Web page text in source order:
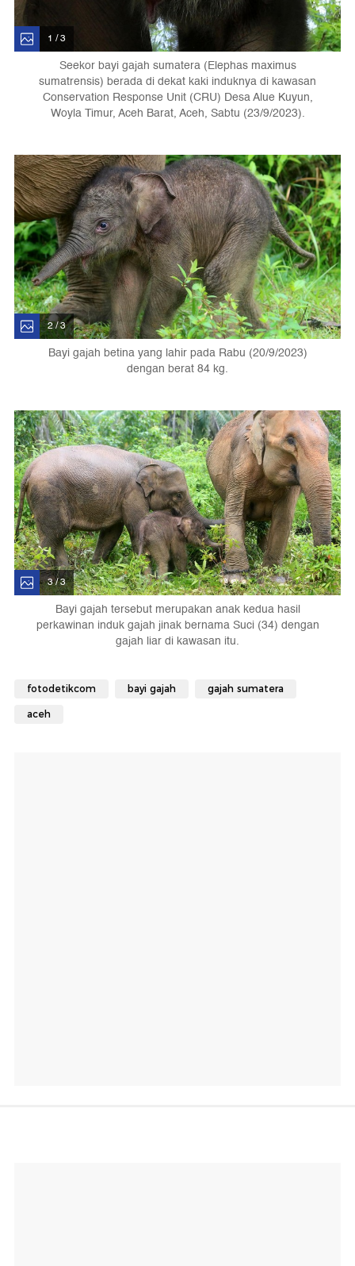
1 / 3
Seekor bayi gajah sumatera (Elephas maximus
sumatrensis) berada di dekat kaki induknya di kawasan
Conservation Response Unit (CRU) Desa Alue Kuyun,
Woyla Timur, Aceh Barat, Aceh, Sabtu (23/9/2023).
2 / 3
Bayi gajah betina yang lahir pada Rabu (20/9/2023)
dengan berat 84 kg.
3 / 3
Bayi gajah tersebut merupakan anak kedua hasil
perkawinan induk gajah jinak bernama Suci (34) dengan
gajah liar di kawasan itu.
fotodetikcom bayi gajah gajah sumatera
aceh